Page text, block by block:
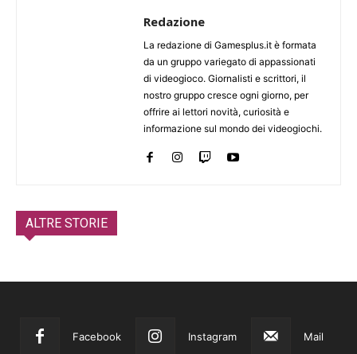
Redazione
La redazione di Gamesplus.it è formata
da un gruppo variegato di appassionati
di videogioco. Giornalisti e scrittori, il
nostro gruppo cresce ogni giorno, per
offrire ai lettori novità, curiosità e
informazione sul mondo dei videogiochi.
ALTRE STORIE
Facebook Instagram Mail